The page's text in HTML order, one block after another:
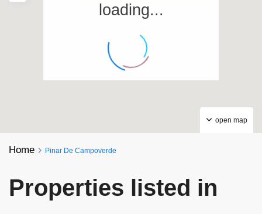
loading...
open map
Home Pinar De Campoverde
Properties listed in